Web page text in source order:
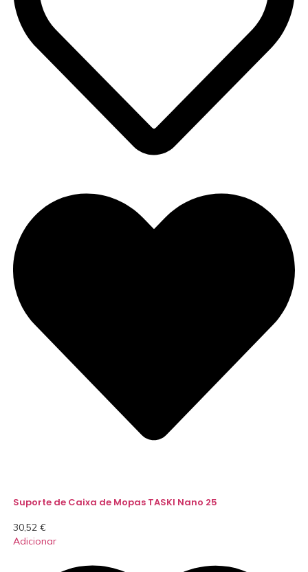
Suporte de Caixa de Mopas TASKI Nano 25
30,52 €
Adicionar